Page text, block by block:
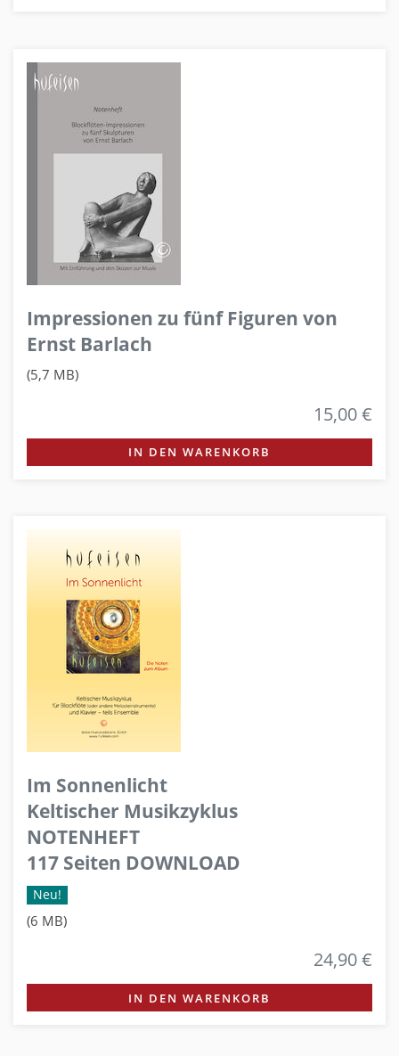
Impressionen zu fünf Figuren von
Ernst Barlach
(5,7 MB)
15,00 €
IN DEN WARENKORB
Im Sonnenlicht
Keltischer Musikzyklus
NOTENHEFT
117 Seiten DOWNLOAD
Neu!
(6 MB)
24,90 €
IN DEN WARENKORB